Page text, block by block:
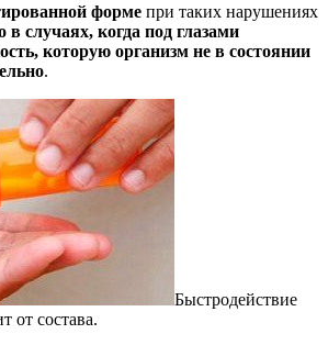
форме при таких нарушениях
случаях, когда под глазами
которую организм не в состоянии
.
Быстродействие
от состава.